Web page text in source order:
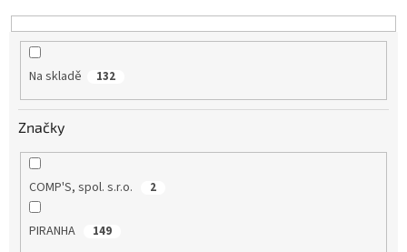
u
Na skladě 132
Značky
COMP'S, spol. s.r.o. 2
PIRANHA 149